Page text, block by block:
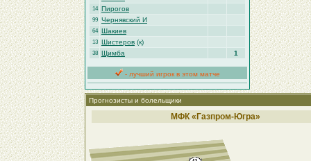
14 Пирогов
99 Чернявский И
64 Шакиев
13 Шистеров (к)
38 Щимба 1
- лучший игрок в этом матче
Прогнозисты и болельщики
МФК «Газпром-Югра»